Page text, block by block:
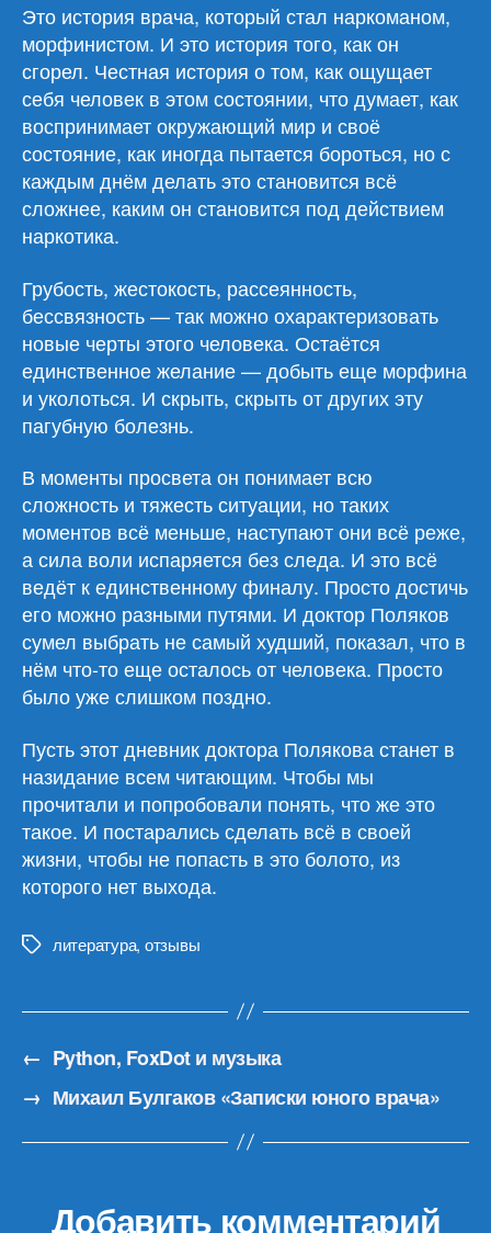
Это история врача, который стал наркоманом,
морфинистом. И это история того, как он
сгорел. Честная история о том, как ощущает
себя человек в этом состоянии, что думает, как
воспринимает окружающий мир и своё
состояние, как иногда пытается бороться, но с
каждым днём делать это становится всё
сложнее, каким он становится под действием
наркотика.
Грубость, жестокость, рассеянность,
бессвязность — так можно охарактеризовать
новые черты этого человека. Остаётся
единственное желание — добыть еще морфина
и уколоться. И скрыть, скрыть от других эту
пагубную болезнь.
В моменты просвета он понимает всю
сложность и тяжесть ситуации, но таких
моментов всё меньше, наступают они всё реже,
а сила воли испаряется без следа. И это всё
ведёт к единственному финалу. Просто достичь
его можно разными путями. И доктор Поляков
сумел выбрать не самый худший, показал, что в
нём что-то еще осталось от человека. Просто
было уже слишком поздно.
Пусть этот дневник доктора Полякова станет в
назидание всем читающим. Чтобы мы
прочитали и попробовали понять, что же это
такое. И постарались сделать всё в своей
жизни, чтобы не попасть в это болото, из
которого нет выхода.
Меткилитература, отзывы
← Python, FoxDot и музыка
→ Михаил Булгаков «Записки юного врача»
Добавить комментарий